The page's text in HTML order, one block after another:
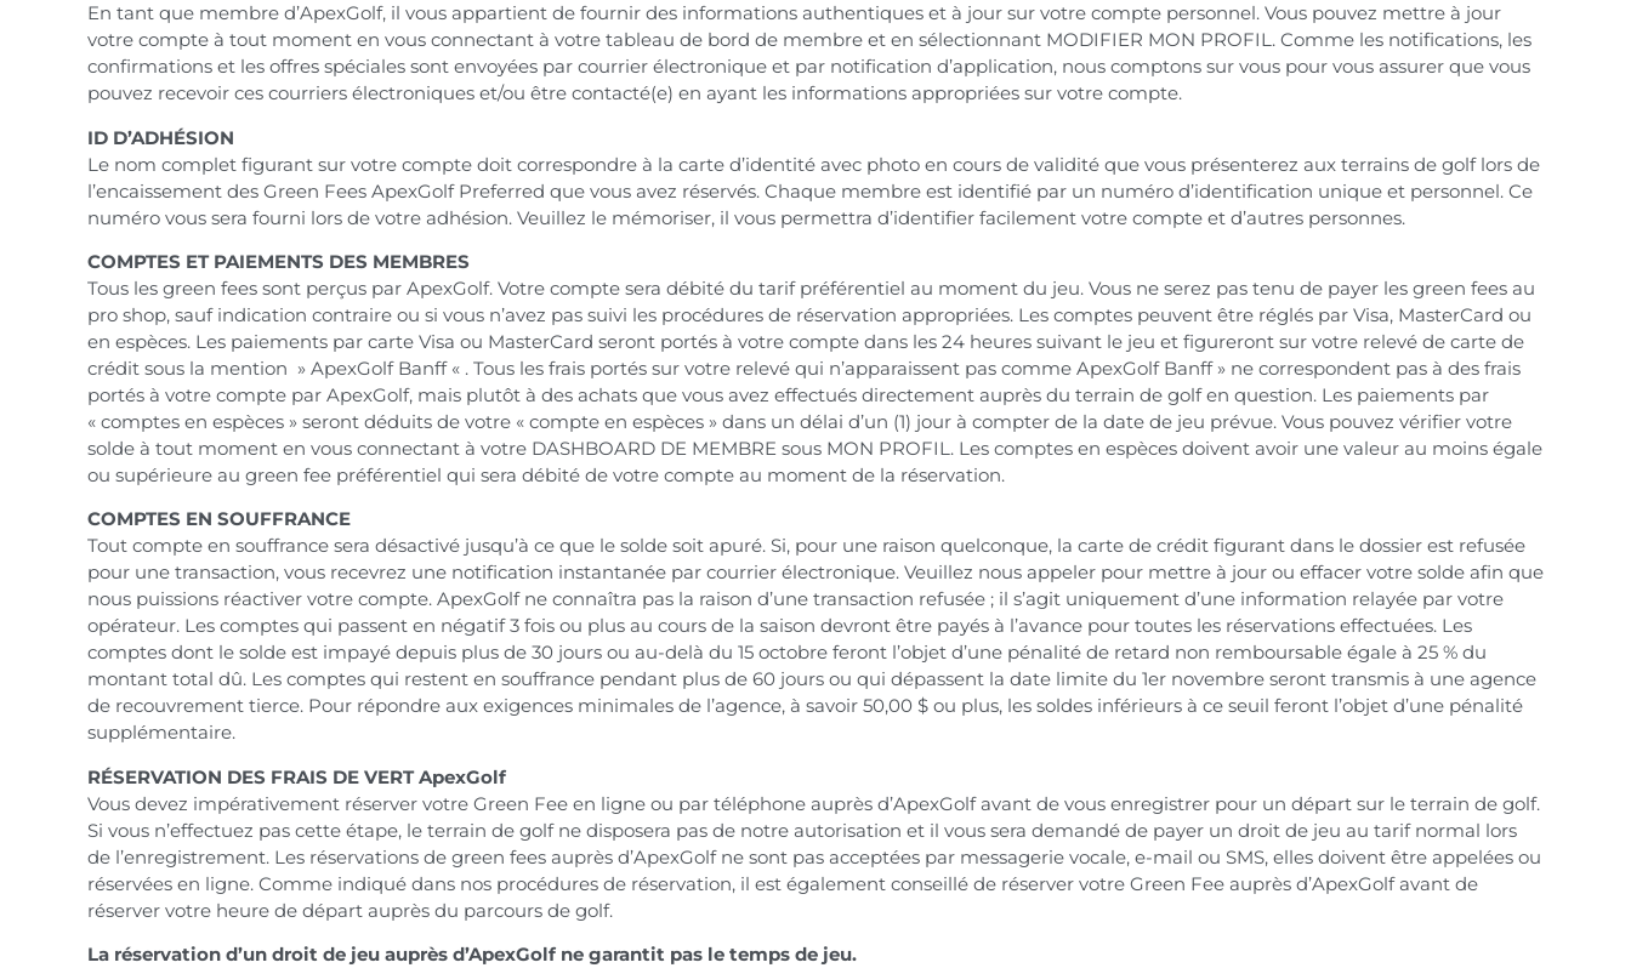
En tant que membre d’ApexGolf, il vous appartient de fournir des informations authentiques et à jour sur votre compte personnel. Vous pouvez mettre à jour
votre compte à tout moment en vous connectant à votre tableau de bord de membre et en sélectionnant MODIFIER MON PROFIL. Comme les notifications, les
confirmations et les offres spéciales sont envoyées par courrier électronique et par notification d’application, nous comptons sur vous pour vous assurer que vous
pouvez recevoir ces courriers électroniques et/ou être contacté(e) en ayant les informations appropriées sur votre compte.
ID D’ADHÉSION
Le nom complet figurant sur votre compte doit correspondre à la carte d’identité avec photo en cours de validité que vous présenterez aux terrains de golf lors de
l’encaissement des Green Fees ApexGolf Preferred que vous avez réservés. Chaque membre est identifié par un numéro d’identification unique et personnel. Ce
numéro vous sera fourni lors de votre adhésion. Veuillez le mémoriser, il vous permettra d’identifier facilement votre compte et d’autres personnes.
COMPTES ET PAIEMENTS DES MEMBRES
Tous les green fees sont perçus par ApexGolf. Votre compte sera débité du tarif préférentiel au moment du jeu. Vous ne serez pas tenu de payer les green fees au
pro shop, sauf indication contraire ou si vous n’avez pas suivi les procédures de réservation appropriées. Les comptes peuvent être réglés par Visa, MasterCard ou
en espèces. Les paiements par carte Visa ou MasterCard seront portés à votre compte dans les 24 heures suivant le jeu et figureront sur votre relevé de carte de
crédit sous la mention » ApexGolf Banff « . Tous les frais portés sur votre relevé qui n’apparaissent pas comme ApexGolf Banff » ne correspondent pas à des frais
portés à votre compte par ApexGolf, mais plutôt à des achats que vous avez effectués directement auprès du terrain de golf en question. Les paiements par
« comptes en espèces » seront déduits de votre « compte en espèces » dans un délai d’un (1) jour à compter de la date de jeu prévue. Vous pouvez vérifier votre
solde à tout moment en vous connectant à votre DASHBOARD DE MEMBRE sous MON PROFIL. Les comptes en espèces doivent avoir une valeur au moins égale
ou supérieure au green fee préférentiel qui sera débité de votre compte au moment de la réservation.
COMPTES EN SOUFFRANCE
Tout compte en souffrance sera désactivé jusqu’à ce que le solde soit apuré. Si, pour une raison quelconque, la carte de crédit figurant dans le dossier est refusée
pour une transaction, vous recevrez une notification instantanée par courrier électronique. Veuillez nous appeler pour mettre à jour ou effacer votre solde afin que
nous puissions réactiver votre compte. ApexGolf ne connaîtra pas la raison d’une transaction refusée ; il s’agit uniquement d’une information relayée par votre
opérateur. Les comptes qui passent en négatif 3 fois ou plus au cours de la saison devront être payés à l’avance pour toutes les réservations effectuées. Les
comptes dont le solde est impayé depuis plus de 30 jours ou au-delà du 15 octobre feront l’objet d’une pénalité de retard non remboursable égale à 25 % du
montant total dû. Les comptes qui restent en souffrance pendant plus de 60 jours ou qui dépassent la date limite du 1er novembre seront transmis à une agence
de recouvrement tierce. Pour répondre aux exigences minimales de l’agence, à savoir 50,00 $ ou plus, les soldes inférieurs à ce seuil feront l’objet d’une pénalité
supplémentaire.
RÉSERVATION DES FRAIS DE VERT ApexGolf
Vous devez impérativement réserver votre Green Fee en ligne ou par téléphone auprès d’ApexGolf avant de vous enregistrer pour un départ sur le terrain de golf.
Si vous n’effectuez pas cette étape, le terrain de golf ne disposera pas de notre autorisation et il vous sera demandé de payer un droit de jeu au tarif normal lors
de l’enregistrement. Les réservations de green fees auprès d’ApexGolf ne sont pas acceptées par messagerie vocale, e-mail ou SMS, elles doivent être appelées ou
réservées en ligne. Comme indiqué dans nos procédures de réservation, il est également conseillé de réserver votre Green Fee auprès d’ApexGolf avant de
réserver votre heure de départ auprès du parcours de golf.
La réservation d’un droit de jeu auprès d’ApexGolf ne garantit pas le temps de jeu.